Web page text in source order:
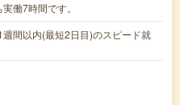
働7時間です。
間以内(最短2日目)のスピード就